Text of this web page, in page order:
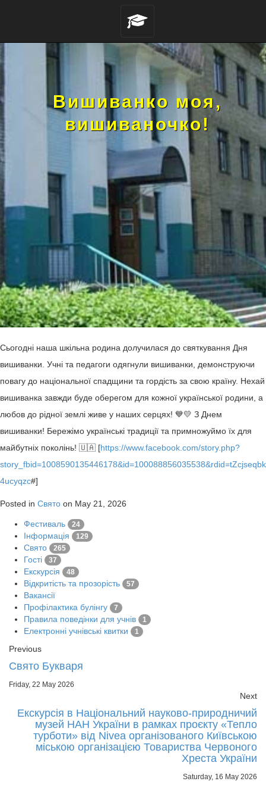
Вишиванко моя,
вишиваночко!
Сьогодні наша шкільна родина долучилася до святкування Дня
вишиванки. Учні та педагоги одягнули вишиванки, демонструючи
повагу до національної спадщини та гордість за свою країну. Нехай
вишиванка завжди буде оберегом для кожної української родини, а
любов до рідної землі живе у наших серцях! 💙💛 З Днем
вишиванки! Бережімо українські традиції та примножуймо їх для
майбутніх поколінь! 🇺🇦 [https://www.facebook.com/story.php?
story_fbid=1008590135446178&id=100088856035538&rdid=tZcjseqbk
4ucyqzc#]
Posted in Свято on May 21, 2026
Фестиваль 24
Інформація 129
Свято 265
Гості 37
Екскурсія 48
Відкритість та прозорість 57
Вакансії
Профілактика булінгу
7
Правила поведінки для учнів 1
Електронні учнівські квитки 1
Previous
Свято Букваря
Friday, 22 May 2026
Next
Екскурсія в Національний науково-природничий
музей НАН України в рамках проєкту «Тепло
турботи» від Nivea організованого Київською
міською організацією Товариства Червоного
Хреста України
Saturday, 16 May 2026